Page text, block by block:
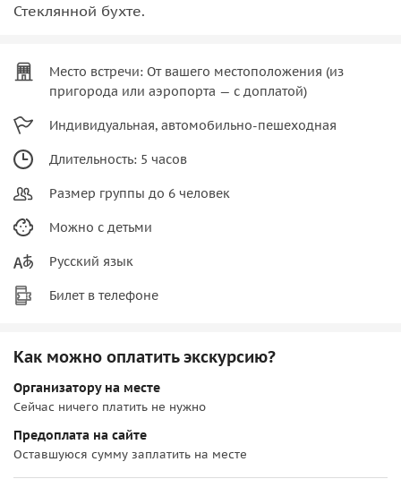
Стеклянной бухте.
Место встречи: От вашего местоположения (из
пригорода или аэропорта — с доплатой)
Индивидуальная, автомобильно-пешеходная
Длительность: 5 часов
Размер группы до 6 человек
Можно с детьми
Русский язык
Билет в телефоне
Как можно оплатить экскурсию?
Организатору на месте
Сейчас ничего платить не нужно
Предоплата на сайте
Оставшуюся сумму заплатить на месте